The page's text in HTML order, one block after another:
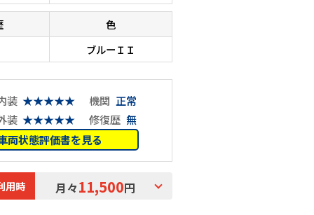
色
ブルーＩＩ
装 ★★★★★ 機関 正常
装 ★★★★★ 修復歴 無
両状態評価書を見る
用時 月々11,500円